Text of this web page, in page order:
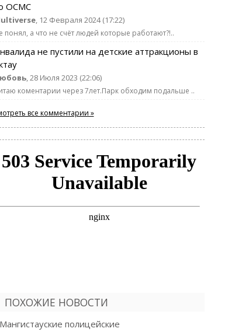
ОСМС
, 12 Февраля 2024 (17:22)
понял, а что не счёт людей которые работают?!..
не пустили на детские аттракционы в
, 28 Июля 2023 (22:06)
коментарии через 7лет.Парк обходим подальше ..
все комментарии »
ПОХОЖИЕ НОВОСТИ
Мангистауские полицейские